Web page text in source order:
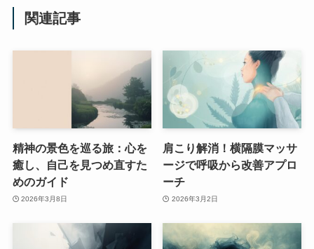
関連記事
精神の景色を巡る旅：心を
癒し、自己を見つめ直すた
めのガイド
2026年3月8日
肩こり解消！横隔膜マッサ
ージで呼吸から改善アプロ
ーチ
2026年3月2日